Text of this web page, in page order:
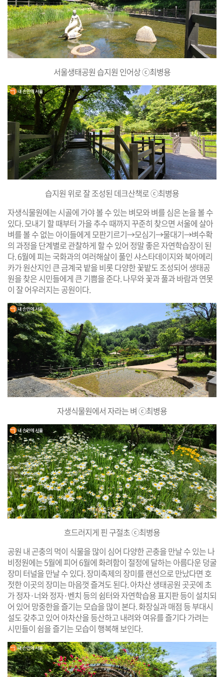
서울생태공원 습지원 인어상 ⓒ최병용
습지원 위로 잘 조성된 데크산책로 ⓒ최병용
자생식물원에는 시골에 가야 볼 수 있는 벼모와 벼를 심은 논을 볼 수
있다. 모내기 할 때부터 가을 추수 때까지 꾸준히 찾으면 서울에 살아
벼를 볼 수 없는 아이들에게 모판기르기→모심기→물대기→벼수확
의 과정을 단계별로 관찰하게 할 수 있어 정말 좋은 자연학습장이 된
다. 6월에 피는 국화과의 여러해살이 풀인 샤스타데이지와 북아메리
카가 원산지인 큰 금계국 밭을 비롯 다양한 꽃밭도 조성되어 생태공
원을 찾은 시민들에게 큰 기쁨을 준다. 나무와 꽃과 풀과 바람과 연못
이 잘 어우러지는 공원이다.
자생식물원에서 자라는 벼 ⓒ최병용
흐드러지게 핀 구절초 ⓒ최병용
공원 내 곤충의 먹이 식물을 많이 심어 다양한 곤충을 만날 수 있는 나
비정원에는 5월에 피어 6월에 화려함이 절정에 달하는 아름다운 덩굴
장미 터널을 만날 수 있다. 장미축제의 장미를 랜선으로 만났다면 호
젓한 이곳의 장미는 마음껏 즐겨도 된다. 아차산 생태공원 곳곳에 초
가 정자·너와 정자·벤치 등의 쉼터와 자연학습용 표지판 등이 설치되
어 있어 망중한을 즐기는 모습을 많이 본다. 화장실과 매점 등 부대시
설도 갖추고 있어 아차산을 등산하고 내려와 여유를 즐기다 가려는
시민들이 쉼을 즐기는 모습이 행복해 보인다.